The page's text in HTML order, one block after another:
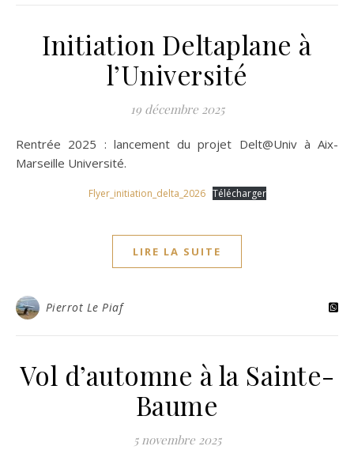
Initiation Deltaplane à
l’Université
19 décembre 2025
Rentrée 2025 : lancement du projet Delt@Univ à Aix-
Marseille Université.
Flyer_initiation_delta_2026 Télécharger
LIRE LA SUITE
Pierrot Le Piaf
Vol d’automne à la Sainte-
Baume
5 novembre 2025